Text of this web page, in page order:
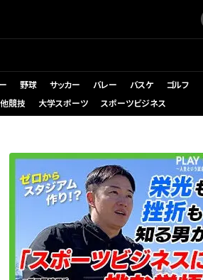
野球 サッカー バレー バスケ
ゴルフ
競技 大学スポーツ スポーツビジネス